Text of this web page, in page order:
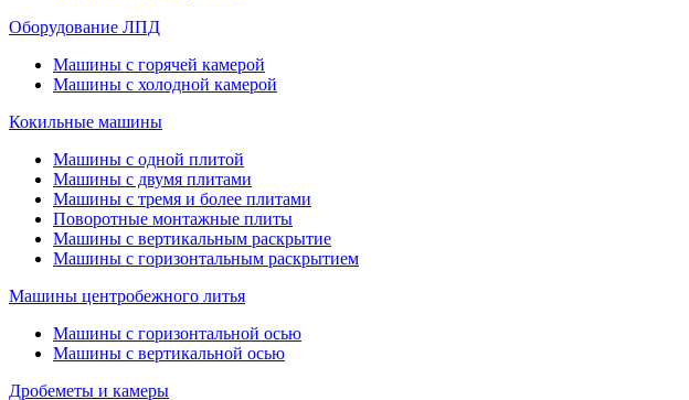
Оборудование ЛПД
Машины с горячей камерой
Машины с холодной камерой
Кокильные машины
Машины с одной плитой
Машины с двумя плитами
Машины с тремя и более плитами
Поворотные монтажные плиты
Машины с вертикальным раскрытие
Машины с горизонтальным раскрытием
Машины центробежного литья
Машины с горизонтальной осью
Машины с вертикальной осью
Дробеметы и камеры